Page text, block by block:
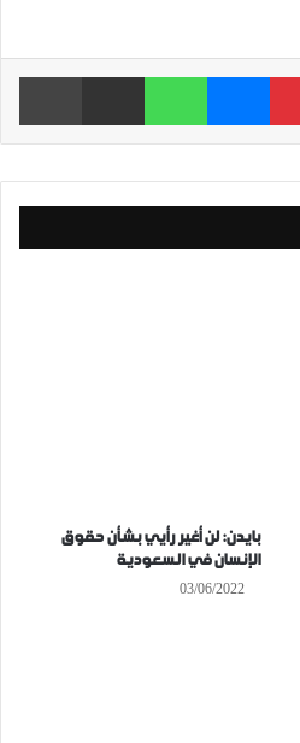
بينتيريست ماسنجر واتساب مشاركة عبر البريد
بايدن: لن أغير رأيي بشأن حقوق
الإنسان في السعودية
03/06/2022